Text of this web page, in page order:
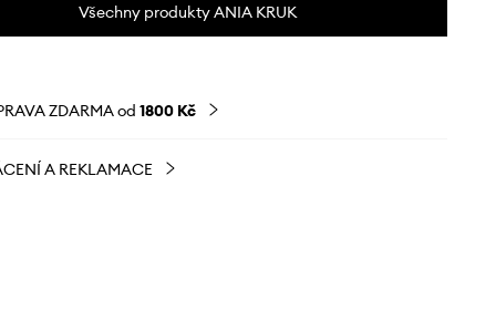
Všechny produkty ANIA KRUK
ZDARMA od 1800 Kč
A REKLAMACE